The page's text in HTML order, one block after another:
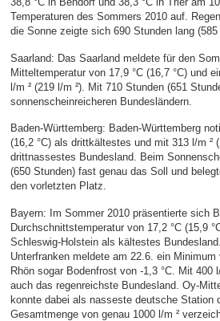
Temperaturen des Sommers 2010 auf.
die Sonne zeigte sich 690 Stunden lang (585
Saarland: Das Saarland meldete für den
Mitteltemperatur von 17,9 °C (16,7 °C) und
l/m ² (219 l/m ²). Mit 710 Stunden (651
sonnenscheinreicheren Bundesländern.
Baden-Württemberg: Baden-Württemberg
(16,2 °C) als drittkältestes und mit 313 l/m ²
drittnassestes Bundesland. Beim
(650 Stunden) fast genau das Soll und
den vorletzten Platz.
Bayern: Im Sommer 2010 präsentierte sich
Durchschnittstemperatur von 17,2 °C (15,9
Schleswig-Holstein als kältestes
Unterfranken meldete am 22.6. ein
Rhön sogar Bodenfrost von -1,3 °C. Mit 400
auch das regenreichste Bundesland. Oy-
konnte dabei als nasseste deutsche Station
Gesamtmenge von genau 1000 l/m ²